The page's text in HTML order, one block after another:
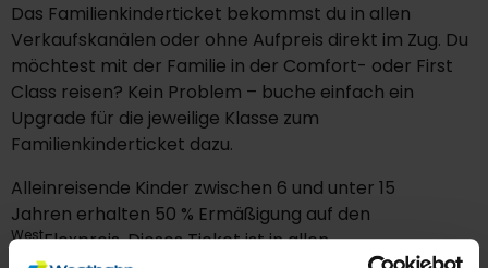
Das Familienkinderticket bekommst du in allen
Verkaufskanälen oder ohne Aufpreis direkt im Zug. Du
möchtest mit der Familie in der Comfort- oder First
Class reisen? Kein Problem – buche einfach ein
Upgrade für die jeweilige Klasse zum
Familienkinderticket dazu.
Alleinreisende Kinder zwischen 6 und unter 15
Jahren erhalten 50 % Ermäßigung auf den
WestFlexpreis. Dieses Ticket ist in allen